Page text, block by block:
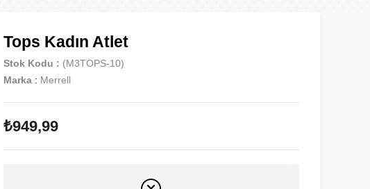
Tops Kadın Atlet
Stok Kodu
(M3TOPS-10)
Marka : Merrell
₺949,99